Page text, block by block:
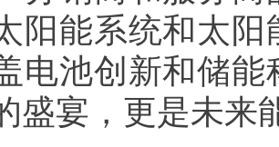
阳能系统和太
电池创新和储
盛宴，更是未来